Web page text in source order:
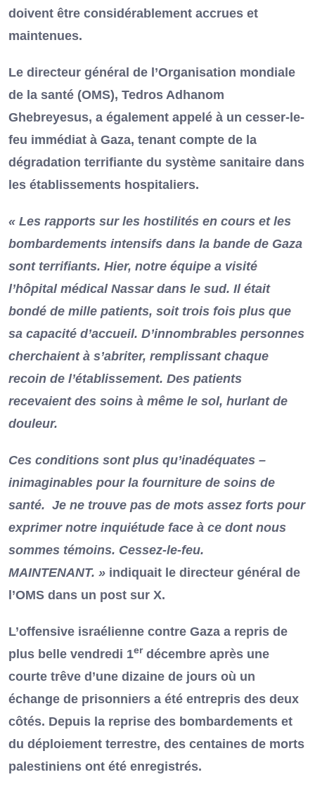
doivent être considérablement accrues et
maintenues.
Le directeur général de l’Organisation mondiale
de la santé (OMS), Tedros Adhanom
Ghebreyesus, a également appelé à un cesser-le-
feu immédiat à Gaza, tenant compte de la
dégradation terrifiante du système sanitaire dans
les établissements hospitaliers.
« Les rapports sur les hostilités en cours et les
bombardements intensifs dans la bande de Gaza
sont terrifiants. Hier, notre équipe a visité
l’hôpital médical Nassar dans le sud. Il était
bondé de mille patients, soit trois fois plus que
sa capacité d’accueil. D’innombrables personnes
cherchaient à s’abriter, remplissant chaque
recoin de l’établissement. Des patients
recevaient des soins à même le sol, hurlant de
douleur.
Ces conditions sont plus qu’inadéquates –
inimaginables pour la fourniture de soins de
santé. Je ne trouve pas de mots assez forts pour
exprimer notre inquiétude face à ce dont nous
sommes témoins. Cessez-le-feu.
MAINTENANT. » indiquait le directeur général de
l’OMS dans un post sur X.
L’offensive israélienne contre Gaza a repris de
plus belle vendredi 1erdécembre après une
courte trêve d’une dizaine de jours où un
échange de prisonniers a été entrepris des deux
côtés. Depuis la reprise des bombardements et
du déploiement terrestre, des centaines de morts
palestiniens ont été enregistrés.